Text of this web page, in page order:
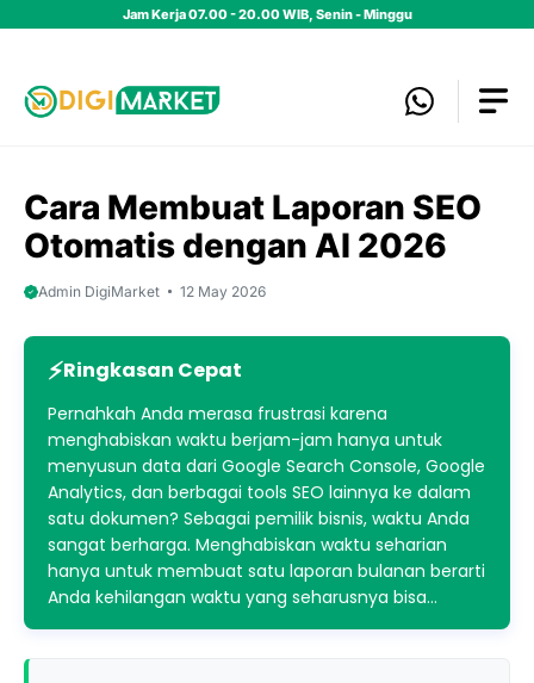
Jam Kerja 07.00 - 20.00 WIB, Senin - Minggu
Cara Membuat Laporan SEO
Otomatis dengan AI 2026
Admin DigiMarket 12 May 2026
Ringkasan Cepat
Pernahkah Anda merasa frustrasi karena
menghabiskan waktu berjam-jam hanya untuk
menyusun data dari Google Search Console, Google
Analytics, dan berbagai tools SEO lainnya ke dalam
satu dokumen? Sebagai pemilik bisnis, waktu Anda
sangat berharga. Menghabiskan waktu seharian
hanya untuk membuat satu laporan bulanan berarti
Anda kehilangan waktu yang seharusnya bisa…